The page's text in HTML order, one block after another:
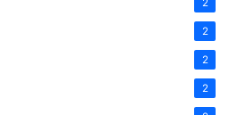
2
2
2
2